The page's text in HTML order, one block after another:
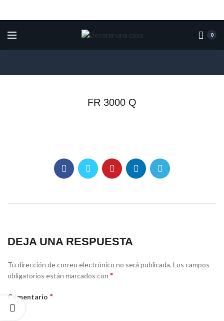
0
FR 3000 Q
DEJA UNA RESPUESTA
Tu dirección de correo electrónico no será publicada.Los campos
obligatorios están marcados con *
Comentario *
Alternative: